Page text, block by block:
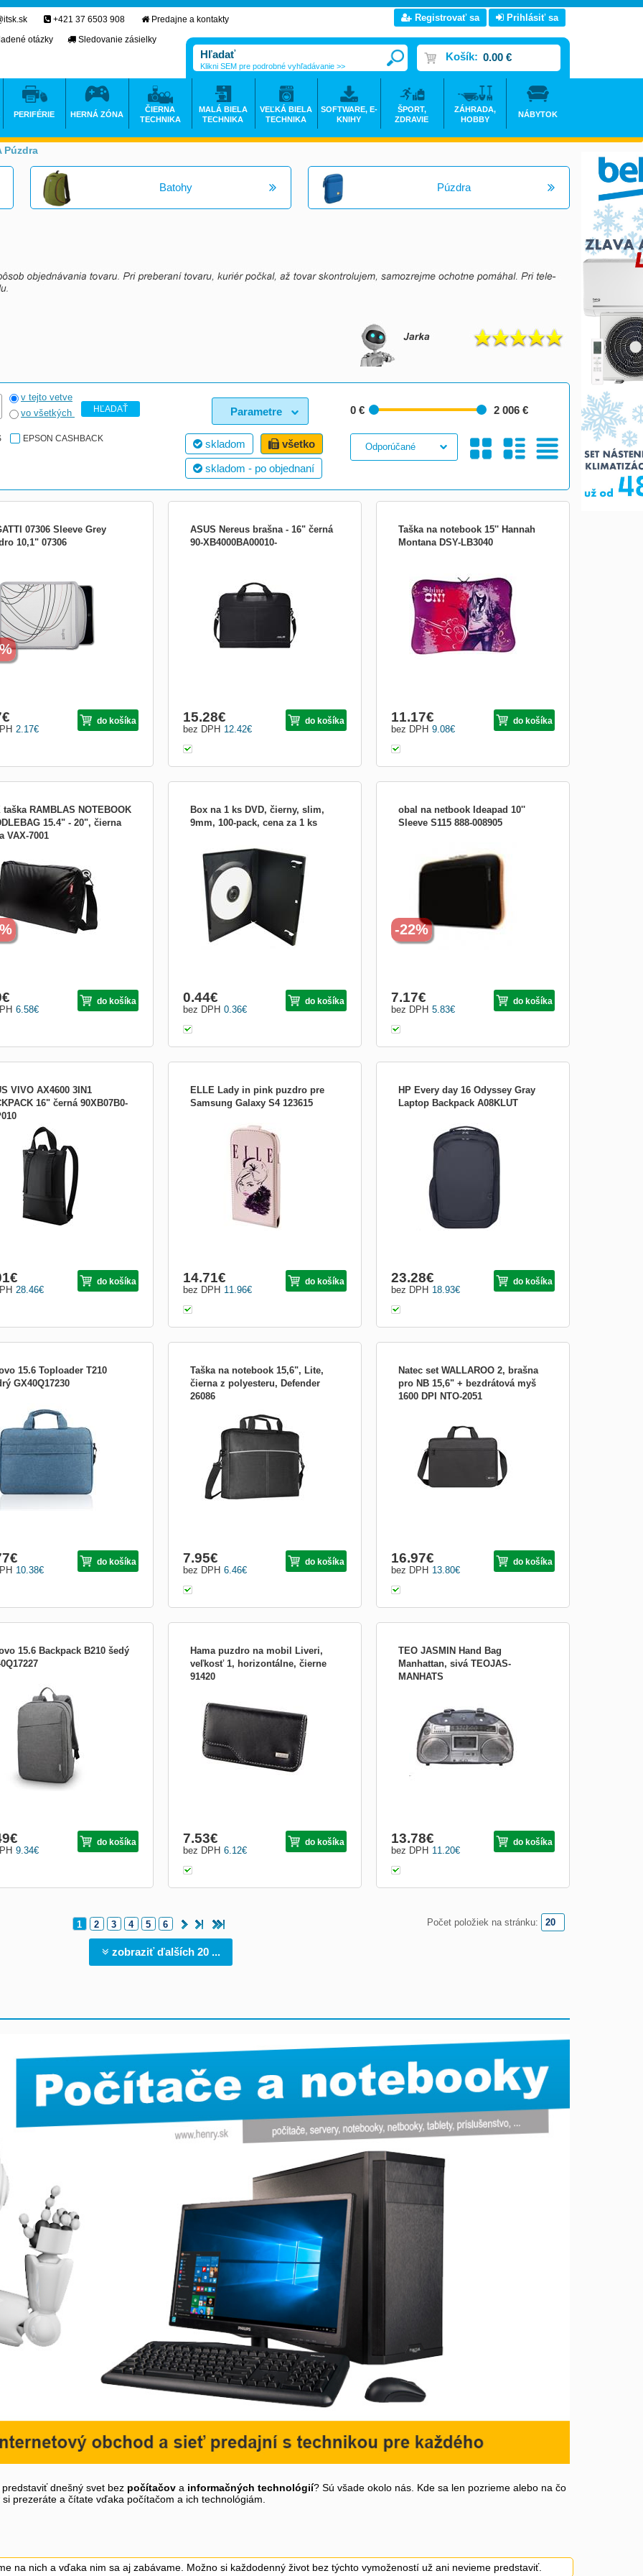
Púzdra
Batohy Púzdra
0 € 2 006 €
Obrázkami
skladom
všetko
skladom - po objednaní
Parametre
v tejto vetve
vo všetkých
HĽADAŤ
EPSON CASHBACK
07306 Sleeve Grey
10,1" 07306
a je 25x delší než u klasických
LED žárovky generují malé
tepla, mohou být používány jak
tak i venku. Počet diod: 30 Příkon:
Patice: E...
2.17€
€ do košíka
ASUS Nereus brašna - 16" černá
90-XB4000BA00010-
pro notebooky do velikosti 16&quot;,
včetně pouzdra pro přenášení - Kapsy na
7&quot; tablety a další mobilní zařízení +
oddíly pro dokumenty a pracovní
nezbytnosti - Výjimečně stylové prov...
12.42€
bez DPH
15.28€ do košíka
Taška na notebook 15'' Hannah
Montana DSY-LB3040
9.08€
bez DPH
11.17€ do košíka
taška RAMBLAS NOTEBOOK
15.4" - 20", čierna
VAX-7001
potrebujú viac miesta - Poskytuje 2
nosenia - Ideálna pre študentov,
a dizajnérov Farba Čierna
55.9 x 9 x 41.9 cm Priestor pre
55 x 8.9 x 41 cm alebo 27
6.58€
€ do košíka
Box na 1 ks DVD, čierny, slim,
9mm, 100-pack, cena za 1 ks
0.36€
bez DPH
0.44€ do košíka
obal na netbook Ideapad 10''
Sleeve S115 888-008905
IdeaPad S10 ktoré dokáže perfektne
ochrániť váš IdeaPad pred poškodením.
IdeaPad ktorý sa nachádza v tomto
púzdre môžete ďalej bez problémov vsadiť
5.83€
bez DPH
7.17€ do košíka
-22%
VIVO AX4600 3IN1
16" černá 90XB07B0-
Vivobook 3 in1 bag SUS Vivobook
is a versatile solution that is suited
commute as well as leisure time.
offers interchangeable
that are compatible between
series, which is sustainable in a
exten
28.46€
€ do košíka
ELLE Lady in pink puzdro pre
Samsung Galaxy S4 123615
- vyklápacie - rýchly prístup k telefónu -
magnetický uzáver - plastový obvodový
rámček pre maximálnu ochranu zariadenia
- materiál: umelá koža Parametry: Značka
ELLE Materiál Imitácia kože Typ uzáveru
Zatváranie na magnet Farba Ružová Séria
11.96€
bez DPH
14.71€ do košíka
HP Every day 16 Odyssey Gray
Laptop Backpack A08KLUT
Batoh na 16&quot; notebook HP Everyday
Parametre Hardvérová kompatibilita
Vhodný pre väčšinu notebookov s
uhlopriečkou do 16&quot; Rozmery (š x h
x v) 310 x 155 x 440 mm Hmotnosť 570 g
Záruka Trojročná obmedzená záruka HP
Obsah balenia Ruksak Krajina pôvodu
18.93€
bez DPH
23.28€ do košíka
15.6 Toploader T210
GX40Q17230
Toploader T210 od společnosti
používá vodoodpudivou tkaninu a
a rafinovaný design, aby vytvořila
která je dokonale přizpůsobena
životu. Nabízí integrovaný
prostor pro notebook, který se
hodí pro vět...
10.38€
€ do košíka
Taška na notebook 15,6", Lite,
čierna z polyesteru, Defender
26086
jednoduchá, ale praktická taška na
notebook je výbornou voľbou,
akpotrebujete jednoduchú tašku pre
každodenné nosenie. Spevnený vnútorný
priestor Vaše zariadenie bezpečne uchová
po celú dobu cesty, kedy zároveň bu...
6.46€
bez DPH
7.95€ do košíka
Natec set WALLAROO 2, brašna
pro NB 15,6" + bezdrátová myš
1600 DPI NTO-2051
Wallaroo 2 - sadou 2 v 1, která se skládá z
pohodlné brašny na notebook s maximální
úhlopříčkou 15,6&quot; a bezdrátové myši
s optickým snímačem s maximálním
rozlišením 1600 DPI. Inv...
13.80€
bez DPH
16.97€ do košíka
15.6 Backpack B210 šedý
pro 15.6&quot; notebooky Casual
B210 značky Lenovo je
kapsou na notebooky s
15,6 palce. Je z odolné
tkaniny a elegantním
s polstrovaným vnitřkem pro
notebooku a důležitých věcí.
9.34€
€ do košíka
Hama puzdro na mobil Liveri,
veľkosť 1, horizontálne, čierne
91420
prevedenie - zapínanie na magnet - kožou
potiahnutý klip na opasok - materiál: koža -
farba čierna Parametry: Značka Hama
Materiál Imitácia kože Typ uzáveru Zat
6.12€
bez DPH
7.53€ do košíka
TEO JASMIN Hand Bag
Manhattan, sivá TEOJAS-
MANHATS
11.20€
bez DPH
13.78€ do košíka
Počet položiek na stránku:
1 2 3 4 5 6
zobraziť ďalších 20 ...
dnešný svet bez počítačov a informačných technológií? Sú všade okolo nás. Kde sa len pozrieme alebo na čo
prezeráte a čítate vďaka počítačom a ich technológiám.
na nich a vďaka nim sa aj zabávame. Možno si každodenný život bez týchto vymožeností už ani nevieme predstaviť.
+421 37 6503 908
Predajne a kontakty
otázky
Sledovanie zásielky
Registrovať sa Prihlásiť sa
Košík: 0.00 €
Klikni SEM pre podrobné vyhľadávanie >>
PERIFÉRIE HERNÁ ZÓNA
ČIERNA
TECHNIKA
MALÁ BIELA
TECHNIKA
VEĽKÁ BIELA
TECHNIKA
SOFTWARE, E-
KNIHY
ŠPORT,
ZDRAVIE
ZÁHRADA,
HOBBY
NÁBYTOK